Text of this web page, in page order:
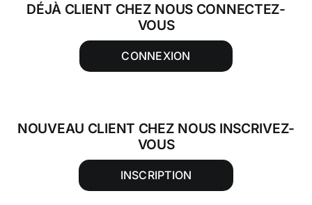
DÉJÀ CLIENT CHEZ NOUS CONNECTEZ-
VOUS
CONNEXION
NOUVEAU CLIENT CHEZ NOUS INSCRIVEZ-
VOUS
INSCRIPTION